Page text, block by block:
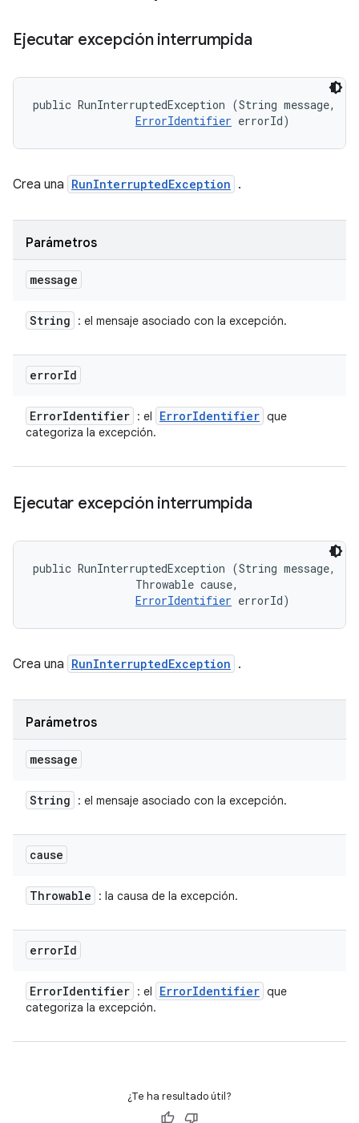
Ejecutar excepción interrumpida
public RunInterruptedException (String message,
ErrorIdentifier errorId)
Crea una RunInterruptedException .
Parámetros
message
String : el mensaje asociado con la excepción.
errorId
ErrorIdentifier : el ErrorIdentifier que
categoriza la excepción.
Ejecutar excepción interrumpida
public RunInterruptedException (String message,
                Throwable cause,
ErrorIdentifier errorId)
Crea una RunInterruptedException .
Parámetros
message
String : el mensaje asociado con la excepción.
cause
Throwable : la causa de la excepción.
errorId
ErrorIdentifier : el ErrorIdentifier que
categoriza la excepción.
¿Te ha resultado útil?